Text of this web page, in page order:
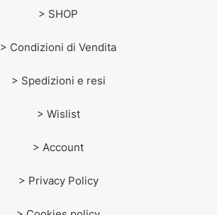
> SHOP
> Condizioni di Vendita
> Spedizioni e resi
> Wislist
> Account
> Privacy Policy